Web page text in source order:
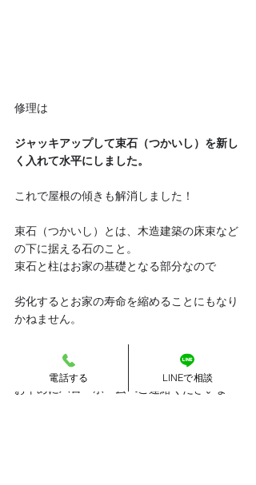
修理は
ジャッキアップして束石（つかいし）を新し
く入れて水平にしました。
これで屋根の傾きも解消しました！
束石（つかいし）とは、木造建築の床束など
の下に据える石のこと。
束石と柱はお家の基礎となる部分なので
劣化するとお家の寿命を縮めることにもなり
かねません。
劣化に気づいたら
お早めにハローホームへご連絡くださいま
電話する LINEで相談